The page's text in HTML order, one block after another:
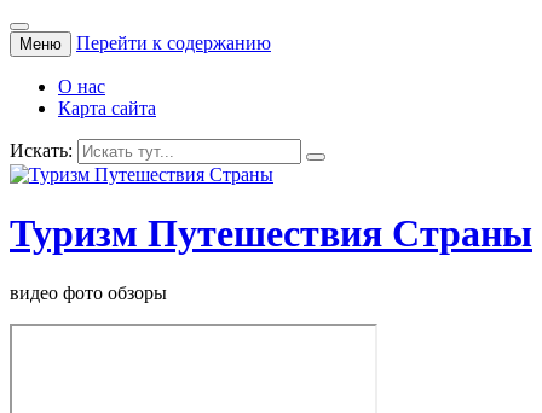
Меню Перейти к содержанию
О нас
Карта сайта
Искать:
Туризм Путешествия Страны
видео фото обзоры